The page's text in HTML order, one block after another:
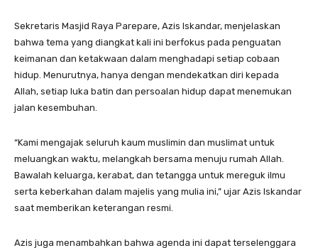
Sekretaris Masjid Raya Parepare, Azis Iskandar, menjelaskan
bahwa tema yang diangkat kali ini berfokus pada penguatan
keimanan dan ketakwaan dalam menghadapi setiap cobaan
hidup. Menurutnya, hanya dengan mendekatkan diri kepada
Allah, setiap luka batin dan persoalan hidup dapat menemukan
jalan kesembuhan.
“Kami mengajak seluruh kaum muslimin dan muslimat untuk
meluangkan waktu, melangkah bersama menuju rumah Allah.
Bawalah keluarga, kerabat, dan tetangga untuk mereguk ilmu
serta keberkahan dalam majelis yang mulia ini,” ujar Azis Iskandar
saat memberikan keterangan resmi.
Azis juga menambahkan bahwa agenda ini dapat terselenggara